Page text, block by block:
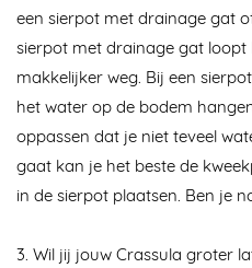
een sierpot met drainage gat
sierpot met drainage gat loopt
makkelijker weg. Bij een
het water op de bodem
oppassen dat je niet teveel
gaat kan je het beste de
in de sierpot plaatsen. Ben je
3. Wil jij jouw Crassula groter